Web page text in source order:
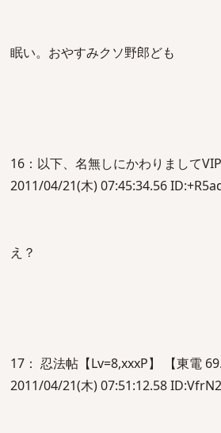
眠い。おやすみクソ野郎ども
16：以下、名無しにかわりまして
2011/04/21(木) 07:45:34.56
え？
17： 忍法帖【Lv=8,xxxP】 【東電
2011/04/21(木) 07:51:12.58